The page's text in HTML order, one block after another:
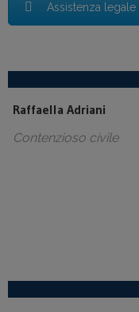
Assistenza legale
Raffaella Adriani
Contenzioso civile